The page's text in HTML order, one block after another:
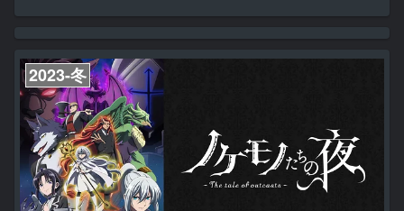
する人材の輩出に特化した学園・ADENアカデミー。 そこにはそれ
イに憧れる少女・ミラクは、そんな想いを胸にADENアカデミ...
2023-冬